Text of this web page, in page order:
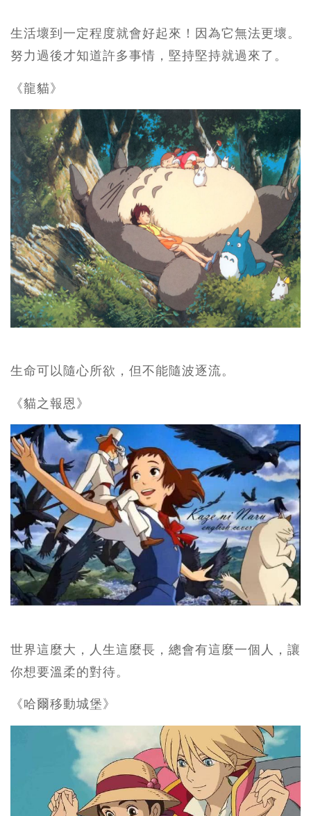
生活壞到一定程度就會好起來！因為它無法更壞。
努力過後才知道許多事情，堅持堅持就過來了。
《龍貓》
生命可以隨心所欲，但不能隨波逐流。
《貓之報恩》
世界這麼大，人生這麼長，總會有這麼一個人，讓
你想要溫柔的對待。
《哈爾移動城堡》